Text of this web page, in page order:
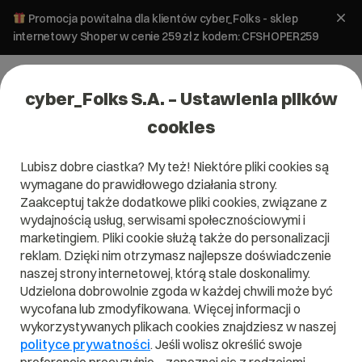
Promocja powitalna dla klientów cyber_Folks - sklep
internetowy Shoper w cenie 259 zł z kodem: CFSHOPER259
Twoja lepsza
strona
cyber_Folks S.A. – Ustawienia plików
cookies
Lubisz dobre ciastka? My też! Niektóre pliki cookies są
wymagane do prawidłowego działania strony.
Zaakceptuj także dodatkowe pliki cookies, związane z
wydajnością usług, serwisami społecznościowymi i
marketingiem. Pliki cookie służą także do personalizacji
reklam. Dzięki nim otrzymasz najlepsze doświadczenie
naszej strony internetowej, którą stale doskonalimy.
Udzielona dobrowolnie zgoda w każdej chwili może być
wycofana lub zmodyfikowana. Więcej informacji o
wykorzystywanych plikach cookies znajdziesz w naszej
polityce prywatności. Jeśli wolisz określić swoje